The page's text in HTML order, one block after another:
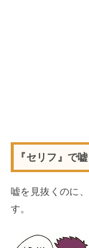
『セリフ』で
嘘を見抜くのに
す。